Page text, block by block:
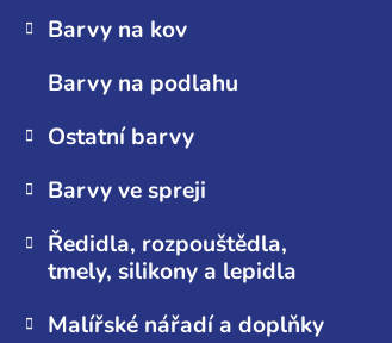
Barvy na kov
Barvy na podlahu
Ostatní barvy
Barvy ve spreji
Ředidla, rozpouštědla,
tmely, silikony a lepidla
Malířské nářadí a doplňky